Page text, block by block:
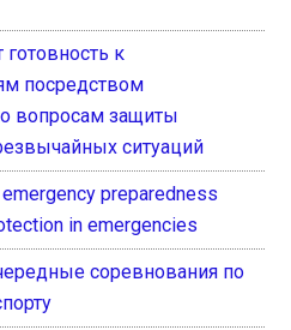
готовность к
посредством
вопросам защиты
ситуаций
preparedness
in emergencies
соревнования по